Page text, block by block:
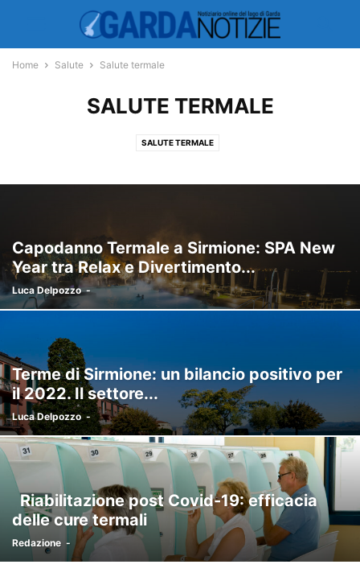
Home Salute Salute termale
SALUTE TERMALE
SALUTE TERMALE
Capodanno Termale a Sirmione: SPA New
Year tra Relax e Divertimento...
Luca Delpozzo -
Terme di Sirmione: un bilancio positivo per
il 2022. Il settore...
Luca Delpozzo -
Riabilitazione post Covid-19: efficacia
delle cure termali
Redazione -